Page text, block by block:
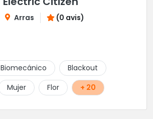
Arras (0 avis)
Biomecánico
Blackout
Mujer Flor + 20